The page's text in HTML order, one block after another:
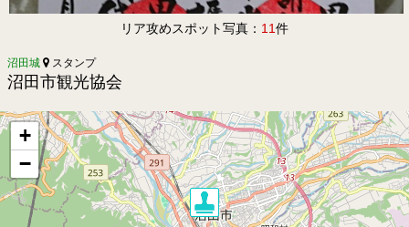
リア攻めスポット写真： 11件
沼田城 スタンプ
沼田市観光協会
+
−